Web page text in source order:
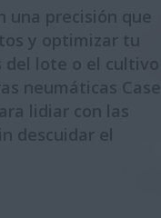
una precisión que
y optimizar tu
del lote o el cultivo
neumáticas Case
lidiar con las
descuidar el